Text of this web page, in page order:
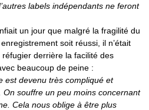
labels indépendants ne feront
un jour que malgré la fragilité du
soit réussi, il n’était
derrière la facilité des
beaucoup de peine :
est devenu très compliqué et
souffre un peu moins concernant
Cela nous oblige à être plus